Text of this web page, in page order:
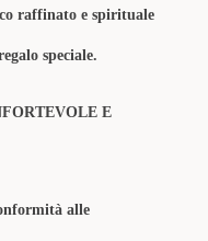
raffinato e spirituale
speciale.
E
alle